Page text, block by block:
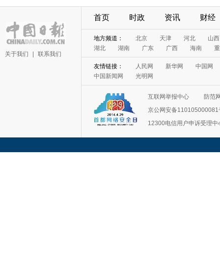
关于我们 联系我们
首页 时政 资讯 财经
地方频道： 北京 天津 河北
山西
湖北
湖南 广东 广西 海南
友情链接： 人民网 新华网
中国网
中国新闻网
光明网
互联网举报中心
防范
京公网安备110105000081
12300电信用户申诉受理中